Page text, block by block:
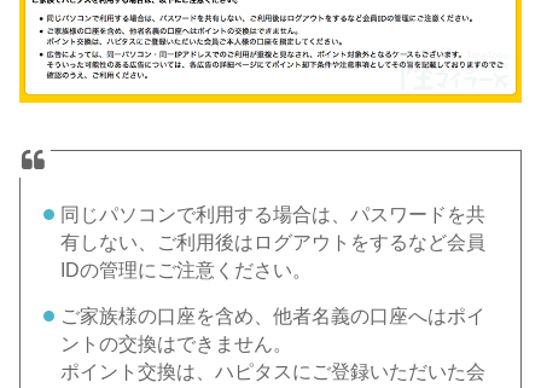
同じパソコンで利用する場合は、パスワードを共
有しない、ご利用後はログアウトをするなど会員
IDの管理にご注意ください。
ご家族様の口座を含め、他者名義の口座へはポイ
ントの交換はできません。
ポイント交換は、ハピタスにご登録いただいた会